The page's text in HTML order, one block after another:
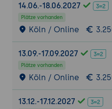
Refactoring
Bilder skalieren
Einen Website-
Symfony Events
Ausgaben
14.06.-18.06.2027
Plätze vorhanden
Köln / Online
13.09.-17.09.2027
Plätze vorhanden
Köln / Online
13.12.-17.12.2027